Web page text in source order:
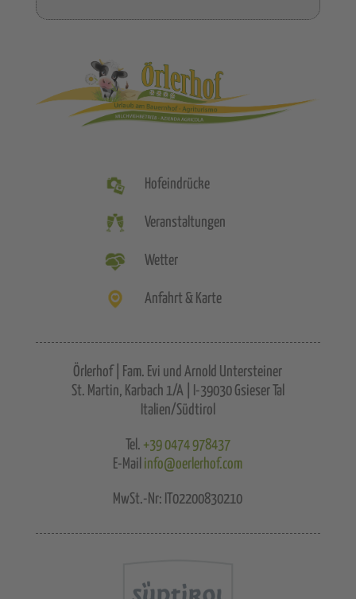
Hofeindrücke
Veranstaltungen
Wetter
Anfahrt & Karte
Örlerhof | Fam. Evi und Arnold Untersteiner
St. Martin, Karbach 1/A | I-39030 Gsieser Tal
Italien/Südtirol
Tel. +39 0474 978437
E-Mail info@oerlerhof.com
MwSt.-Nr: IT02200830210